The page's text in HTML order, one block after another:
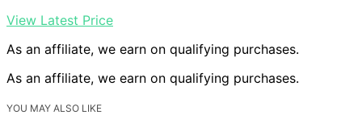
View Latest Price
As an affiliate, we earn on qualifying purchases.
As an affiliate, we earn on qualifying purchases.
YOU MAY ALSO LIKE